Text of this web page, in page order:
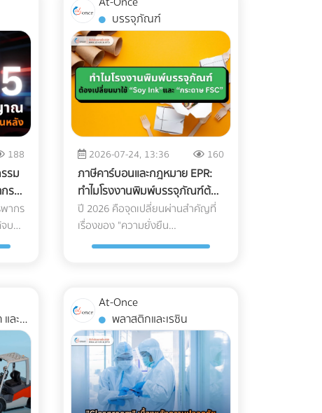
188
รม
ร
ากร
บ
ช้
บ
น
ลาย
นี่
บรรจุภัณฑ์
2026-07-24, 13:36 160
ภาษีคาร์บอนและกฎหมาย EPR:
ทำไมโรงงานพิมพ์บรรจุภัณฑ์ต้อง
เปลี่ยนมาใช้หมึกถั่วเหลือง (Soy
Ink) และกระดาษ FSC
ปี 2026 คือจุดเปลี่ยนผ่านสำคัญที่
เรื่องของ "ความยั่งยืน
(Sustainability)" ไม่ใช่แค่แคมเปญ
ต่อต้นทุนของธุรกิจ B2B โดยตรง
โดยเฉพาะกฎหมาย EPR (Extended
Producer Responsibility) ที่บีบให้
เจ้าของแบรนด์ต้องรับผิดชอบต่อ
ซากบรรจุภัณฑ์ของตนเอง หาก
โรงงานของคุณผลิตบรรจุภัณฑ์ที่
At-Once
พลาสติกและเรซิน